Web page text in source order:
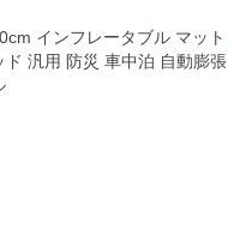
マット
ド 汎用 防災 車中泊 自動膨張